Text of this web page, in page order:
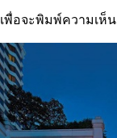
เพื่อจะพิมพ์ความเห็น